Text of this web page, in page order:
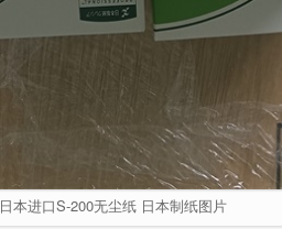
日本进口S-200无尘纸 日本制纸图片